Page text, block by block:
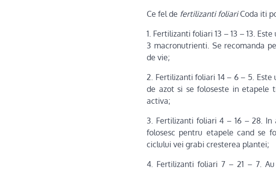
Ce fel de fertilizanti foliariCoda iti
1. Fertilizanti foliari 13 – 13 – 13.
3 macronutrienti. Se recomanda
de vie;
2. Fertilizanti foliari 14 – 6 – 5.
de azot si se foloseste in etapele
activa;
3. Fertilizanti foliari 4 – 16 – 28.
folosesc pentru etapele cand se
ciclului vei grabi cresterea plantei;
4. Fertilizanti foliari 7 – 21 – 7.